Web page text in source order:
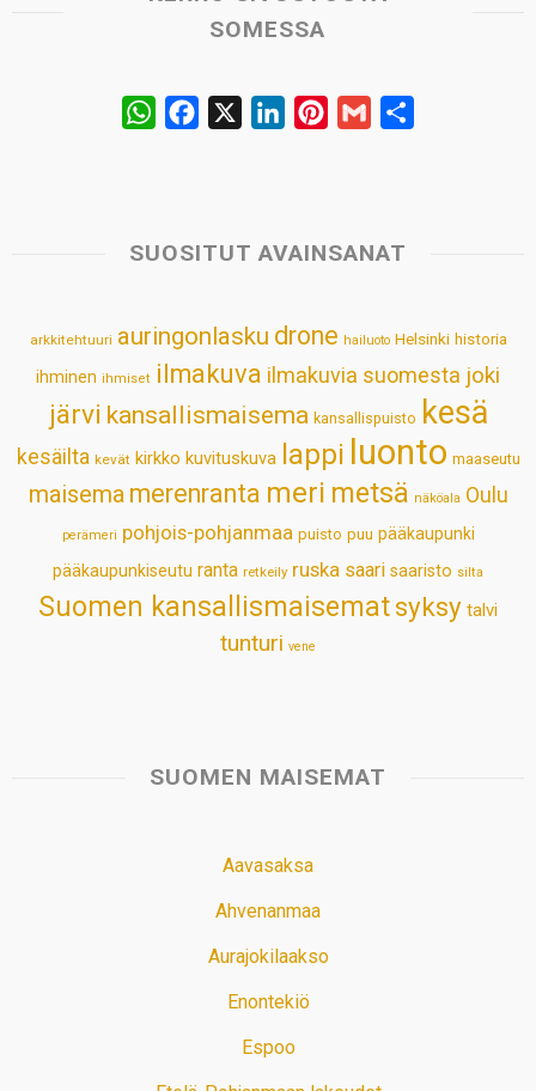
SOMESSA
W
s
p
b
k
e
n
e
s
t
l
SUOSITUT AVAINSANAT
arkkitehtuuri auringonlasku drone hailuoto Helsinki historia
ihminen ihmiset ilmakuva ilmakuvia suomesta joki
järvi kansallismaisema kansallispuisto kesä
kesäilta kevät kirkko kuvituskuva lappi luonto maaseutu
maisema merenranta meri metsä näköala Oulu
perämeri pohjois-pohjanmaa puisto puu pääkaupunki
pääkaupunkiseutu ranta retkeily ruska saari saaristo silta
Suomen kansallismaisematsyksy talvi
tunturi vene
SUOMEN MAISEMAT
Aavasaksa
Ahvenanmaa
Aurajokilaakso
Enontekiö
Espoo